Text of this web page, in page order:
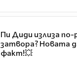
Пи Диди излиза
затвора? Новата
факт!💥